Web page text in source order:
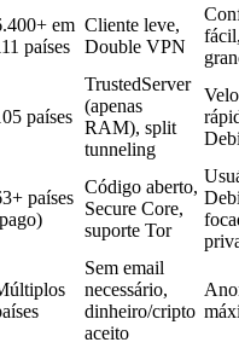
em
países
Cliente leve,
Double VPN
países
TrustedServer
(apenas
RAM), split
tunneling
países
Código aberto,
Secure Core,
suporte Tor
Sem email
necessário,
dinheiro/cripto
aceito